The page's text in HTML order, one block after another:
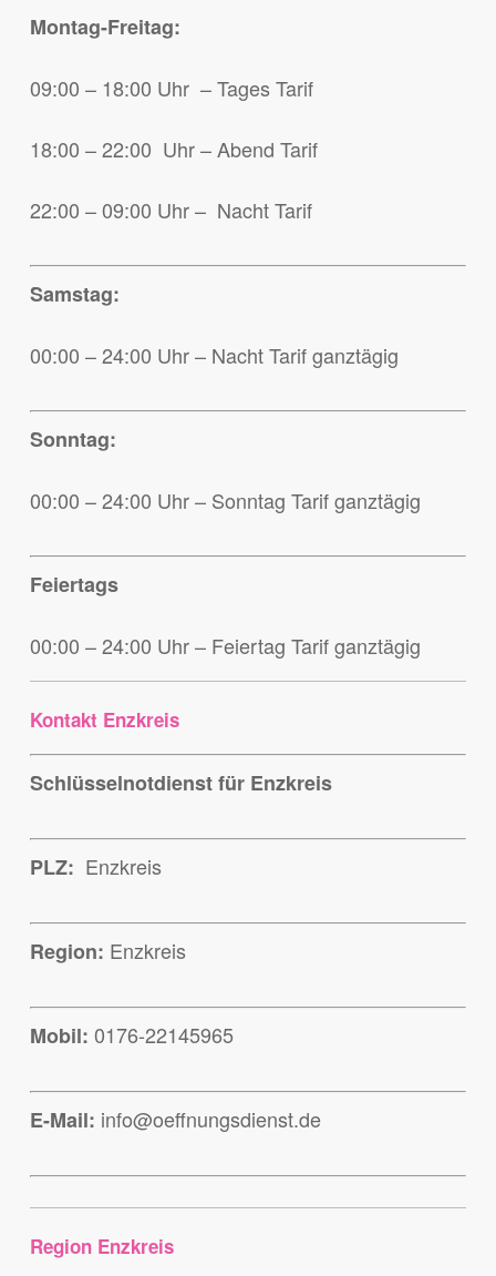
Montag-Freitag:
09:00 – 18:00 Uhr – Tages Tarif
18:00 – 22:00 Uhr – Abend Tarif
22:00 – 09:00 Uhr – Nacht Tarif
Samstag:
00:00 – 24:00 Uhr – Nacht Tarif ganztägig
Sonntag:
00:00 – 24:00 Uhr – Sonntag Tarif ganztägig
Feiertags
00:00 – 24:00 Uhr – Feiertag Tarif ganztägig
Kontakt Enzkreis
Schlüsselnotdienst für Enzkreis
PLZ: Enzkreis
Region: Enzkreis
Mobil: 0176-22145965
E-Mail: info@oeffnungsdienst.de
Region Enzkreis